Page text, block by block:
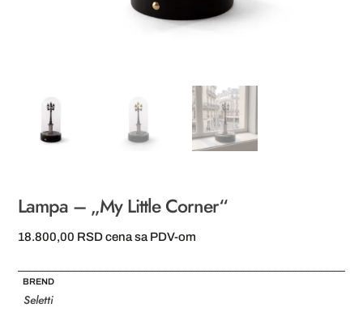
Lampa – „My Little Corner“
18.800,00 RSD cena sa PDV-om
BREND
Seletti